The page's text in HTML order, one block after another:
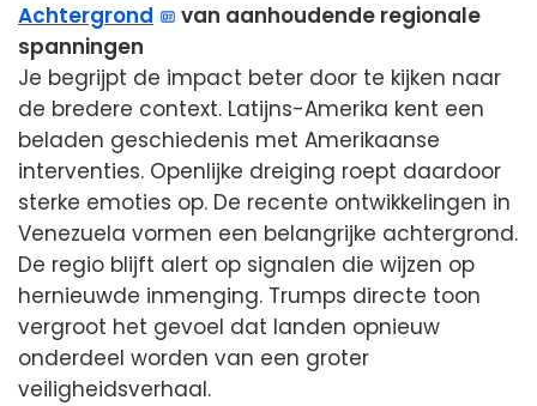
Achtergrond
van aanhoudende regionale
spanningen
Je begrijpt de impact beter door te kijken naar
de bredere context. Latijns-Amerika kent een
beladen geschiedenis met Amerikaanse
interventies. Openlijke dreiging roept daardoor
sterke emoties op. De recente ontwikkelingen in
Venezuela vormen een belangrijke achtergrond.
De regio blijft alert op signalen die wijzen op
hernieuwde inmenging. Trumps directe toon
vergroot het gevoel dat landen opnieuw
onderdeel worden van een groter
veiligheidsverhaal.